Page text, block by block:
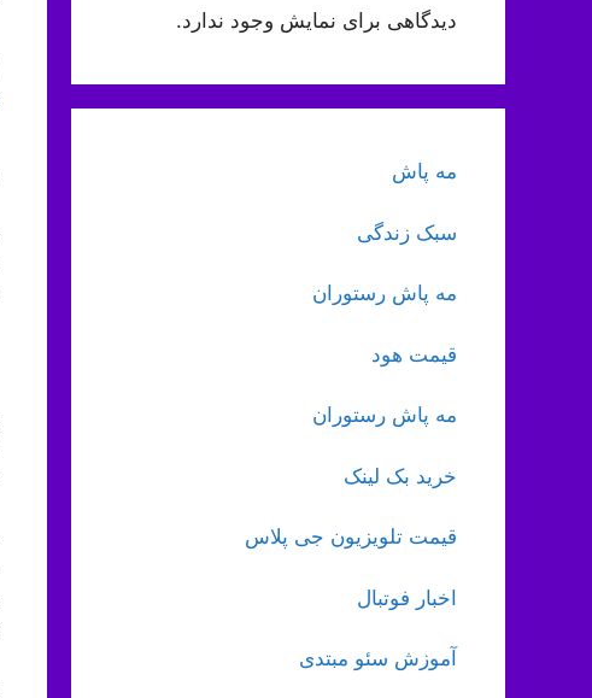
دیدگاهی برای نمایش وجود ندارد.
مه پاش
سبک زندگی
مه پاش رستوران
قیمت هود
مه پاش رستوران
خرید بک لینک
قیمت تلویزیون جی پلاس
اخبار فوتبال
آموزش سئو مبتدی